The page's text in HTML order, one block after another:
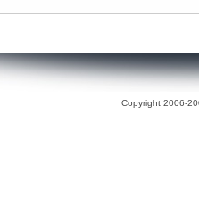
Copyright 2006-